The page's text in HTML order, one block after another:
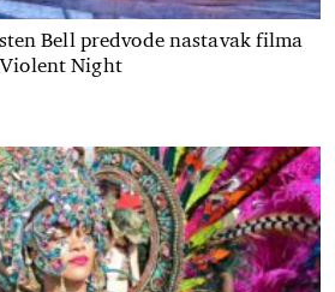
Bell predvode nastavak filma
Violent Night